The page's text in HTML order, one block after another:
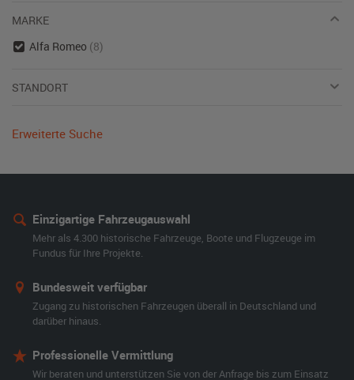
MARKE
Alfa Romeo (8)
STANDORT
Erweiterte Suche
Einzigartige Fahrzeugauswahl
Mehr als 4.300 historische Fahrzeuge, Boote und Flugzeuge im
Fundus für Ihre Projekte.
Bundesweit verfügbar
Zugang zu historischen Fahrzeugen überall in Deutschland und
darüber hinaus.
Professionelle Vermittlung
Wir beraten und unterstützen Sie von der Anfrage bis zum Einsatz